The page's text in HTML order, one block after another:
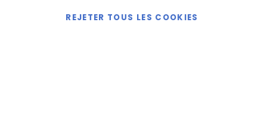
REJETER TOUS LES COOKIES